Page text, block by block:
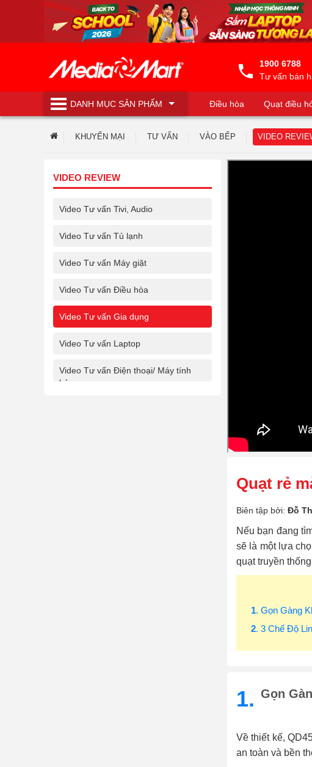
1900 6788
Tư vấn bán
DANH MỤCSẢN PHẨM Điều hòa Quạt điều
Máy lọc nước
KHUYẾN MẠI TƯ VẤN VÀO BẾP VIDEO
VIDEO REVIEW
Video Tư vấn Tivi, Audio
Video Tư vấn Tủ lạnh
Video Tư vấn Máy giặt
Video Tư vấn Điều hòa
Video Tư vấn Gia dụng
Video Tư vấn Laptop
Video Tư vấn Điện thoại/ Máy tính
bảng
Quạt rẻ
Biên tập bởi: Đỗ
Nếu bạn đang
sẽ là một lựa
quạt truyền
1. Gọn Gàng
2. 3 Chế Độ
1. Gọn
Về thiết kế,
an toàn và bền